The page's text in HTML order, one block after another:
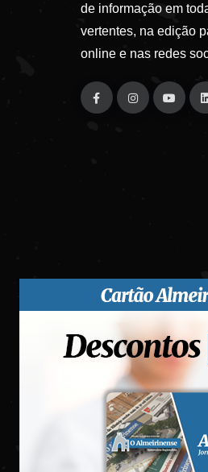
de informação em
vertentes, na edição
online e nas redes